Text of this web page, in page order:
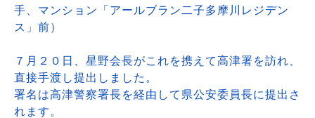
手、マンション「アールブラン二子多摩川レジデン
ス」前）
７月２０日、星野会長がこれを携えて高津署を訪れ、
直接手渡し提出しました。
署名は高津警察署長を経由して県公安委員長に提出さ
れます。